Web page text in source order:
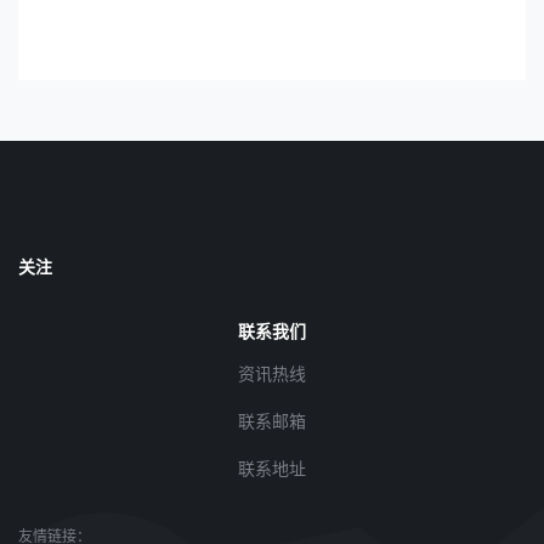
关注
联系我们
资讯热线
联系邮箱
联系地址
友情链接：